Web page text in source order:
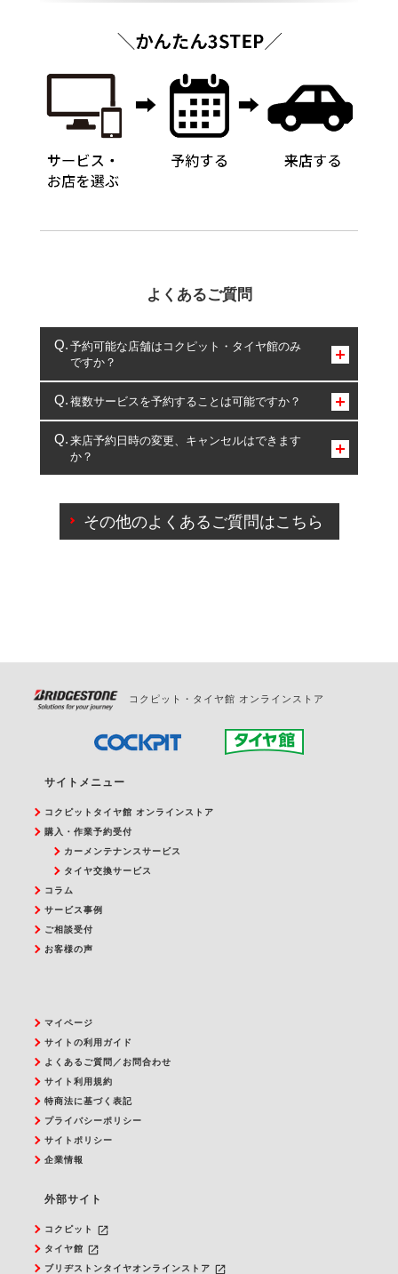
よくあるご質問
予約可能な店舗はコクピット・タイヤ館のみ
ですか？
コクピット・タイヤ館のみとなります。
複数サービスを予約することは可能ですか？
複数サービスのご予約は可能です。
一部の商品・サービスの組み合わせに限り、同時にご予約が
出来ないものもございます。
来店予約日時の変更、キャンセルはできます
か？
ご来店予約日の3営業日前を過ぎている場合のご予約
の日時変更につきましては、直接ご予約の店舗まで
その他のよくあるご質問はこちら
コクピット・タイヤ館 オンラインストア
サイトメニュー
コクピットタイヤ館 オンラインストア
購入・作業予約受付
カーメンテナンスサービス
タイヤ交換サービス
コラム
サービス事例
ご相談受付
お客様の声
マイページ
サイトの利用ガイド
よくあるご質問／お問合わせ
サイト利用規約
特商法に基づく表記
プライバシーポリシー
サイトポリシー
企業情報
外部サイト
コクピット launch
タイヤ館 launch
ブリヂストンタイヤオンラインストア launch